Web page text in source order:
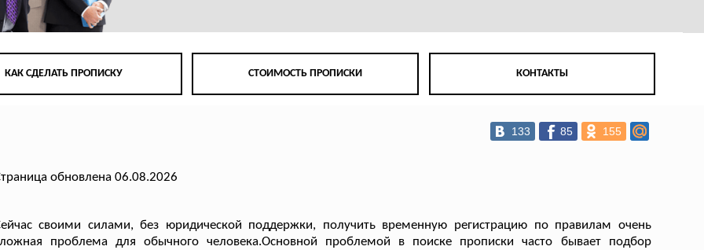
КАК СДЕЛАТЬ ПРОПИСКУ СТОИМОСТЬ ПРОПИСКИ КОНТАКТЫ
133 85 155
обновлена 06.08.2026
своими силами, без юридической поддержки, получить временную регистрацию по правилам очень
проблема для обычного человека.Основной проблемой в поиске прописки часто бывает подбор